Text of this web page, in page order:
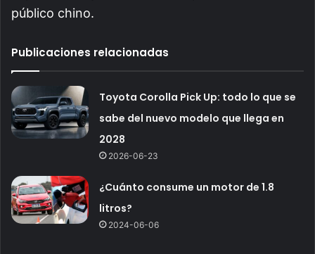
público chino.
Publicaciones relacionadas
Toyota Corolla Pick Up: todo lo que se
sabe del nuevo modelo que llega en
2028
2026-06-23
¿Cuánto consume un motor de 1.8
litros?
2024-06-06